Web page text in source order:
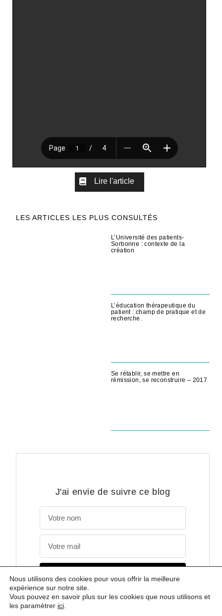
Lire l'article
J'ai envie de suivre ce blog
OUI, JE M'INSCRIS
LES ARTICLES LES PLUS CONSULTÉS
L’Université des patients-
Sorbonne : contexte de la
création
L’éducation thérapeutique du
patient : champ de pratique et de
recherche.
Se rétablir, se mettre en
rémission, se reconstruire – 2017
Nous utilisons des cookies pour vous offrir la meilleure
expérience sur notre site.
Vous pouvez en savoir plus sur les cookies que nous utilisons et
les paramétrer ici